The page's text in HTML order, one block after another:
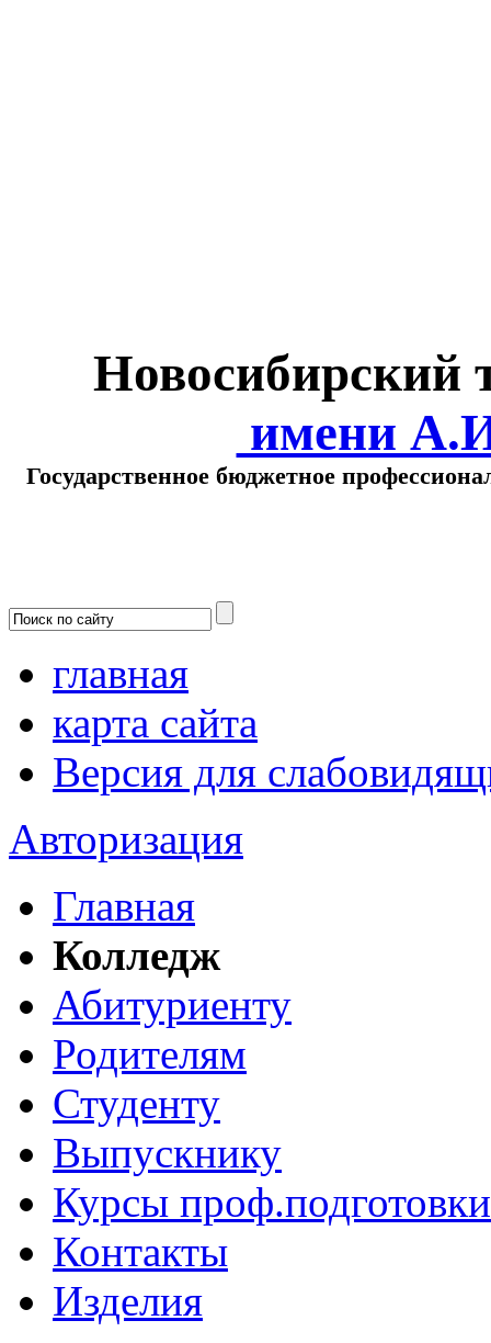
Новосибирский
имени
Государственное бюджетное
главная
карта сайта
Версия для
Авторизация
Главная
Колледж
Абитуриенту
Родителям
Студенту
Выпускнику
Курсы проф.подготовки
Контакты
Изделия